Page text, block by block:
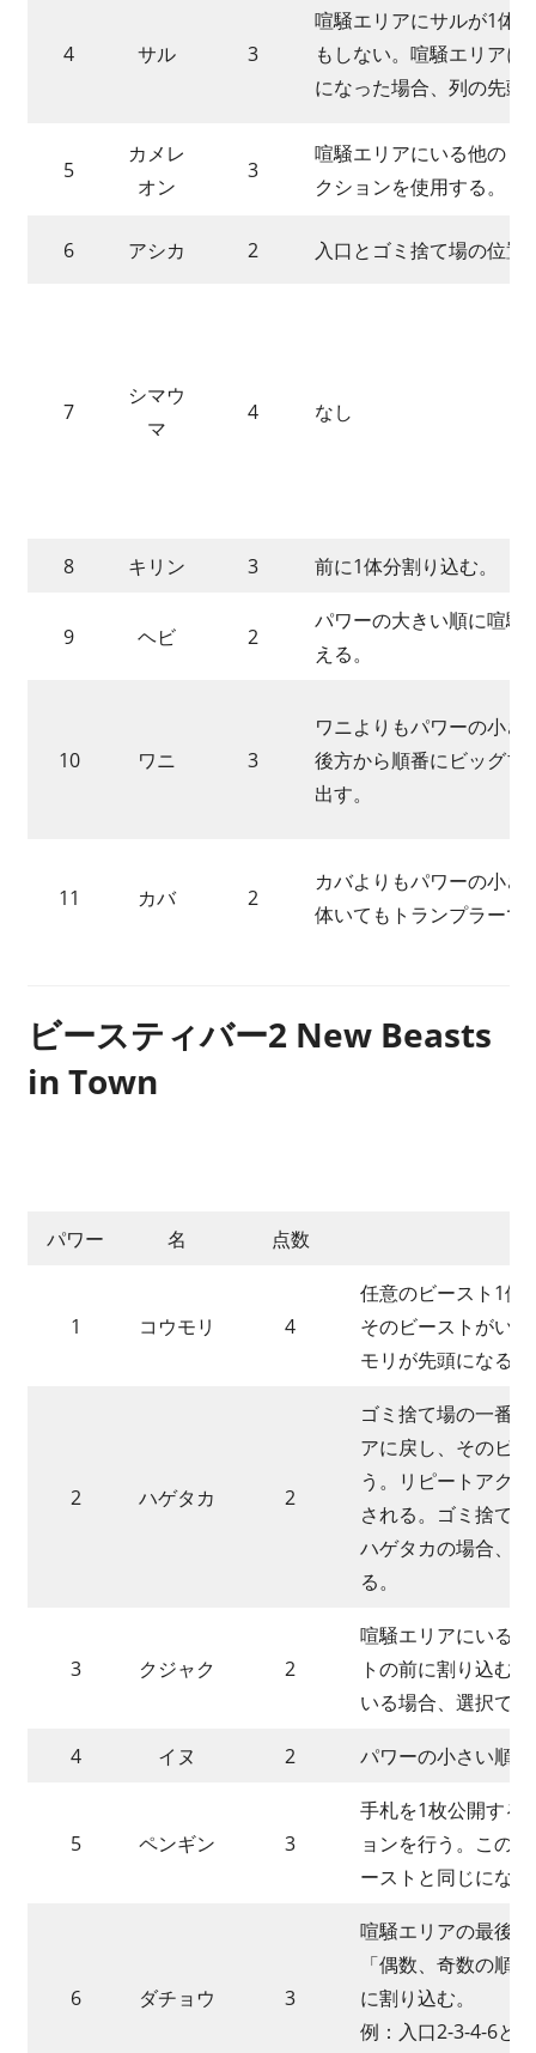
4 サル 3
喧騒エリアにサルが1体
もしない。喧騒エリアに
になった場合、列の先頭
5
カメレ
オン
3
喧騒エリアにいる他のビ
クションを使用する。
6 アシカ 2 入口とゴミ捨て場の位置
7
シマウ
マ
4 なし
8 キリン 3 前に1体分割り込む。
9 ヘビ 2
パワーの大きい順に喧騒
える。
10 ワニ 3
ワニよりもパワーの小さ
後方から順番にビッグブ
出す。
11 カバ 2
カバよりもパワーの小さ
体いてもトランプラーで
ビースティバー2 New Beasts
in Town
パワー 名 点数
1 コウモリ 4
任意のビースト1体
そのビーストがい
モリが先頭になる
2 ハゲタカ 2
ゴミ捨て場の一番
アに戻し、そのビ
う。リピートアク
される。ゴミ捨て
ハゲタカの場合、
る。
3 クジャク 2
喧騒エリアにいる
トの前に割り込む
いる場合、選択で
4 イヌ 2 パワーの小さい順
5 ペンギン 3
手札を1枚公開する
ョンを行う。この
ーストと同じにな
6 ダチョウ 3
喧騒エリアの最後
「偶数、奇数の順
に割り込む。
例：入口2-3-4-6と